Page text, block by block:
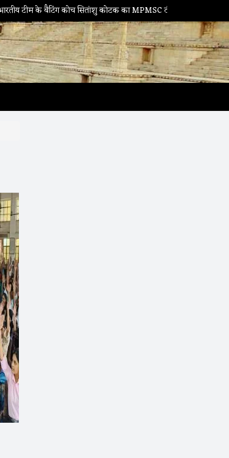
कोच सितांशु कोटक का MPMSC दौरा, युवा क्रिकेटरों को दिए सफलता के